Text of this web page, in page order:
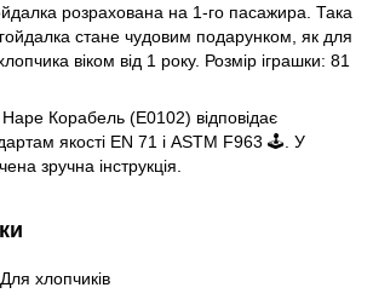
розрахована на 1-го пасажира. Така
стане чудовим подарунком, як для
віком від 1 року. Розмір іграшки: 81
Корабель (E0102) відповідає
якості EN 71 і ASTM F963 🕹️. У
зручна інструкція.
Для хлопчиків